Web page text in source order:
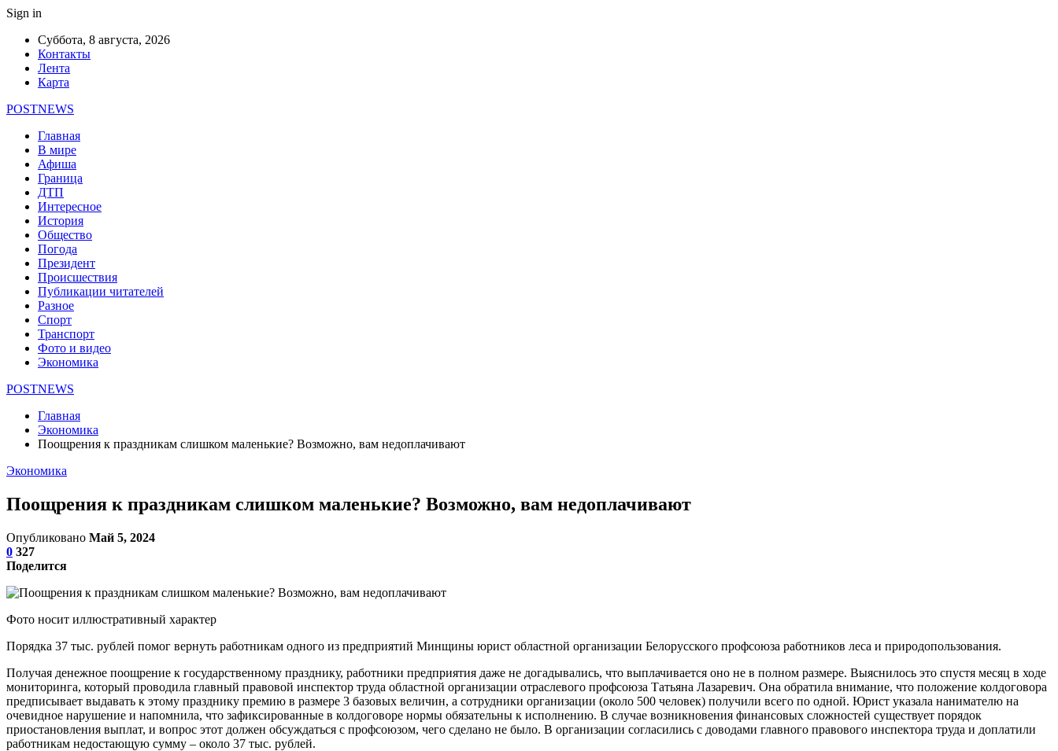
Sign in
Суббота, 8 августа, 2026
Контакты
Лента
Карта
POSTNEWS
Главная
В мире
Афиша
Граница
ДТП
Интересное
История
Общество
Погода
Президент
Происшествия
Публикации читателей
Разное
Спорт
Транспорт
Фото и видео
Экономика
POSTNEWS
Главная
Экономика
Поощрения к праздникам слишком маленькие? Возможно, вам недоплачивают
Экономика
Поощрения к праздникам слишком маленькие? Возможно, вам недоплачивают
Опубликовано Май 5, 2024
0 327
Поделится
Фото носит иллюстративный характер
Порядка 37 тыс. рублей помог вернуть работникам одного из предприятий Минщины юрист областной организации Белорусского профсоюза работников леса и природопользования.
Получая денежное поощрение к государственному празднику, работники предприятия даже не догадывались, что выплачивается оно не в полном размере. Выяснилось это спустя месяц в ходе
мониторинга, который проводила главный правовой инспектор труда областной организации отраслевого профсоюза Татьяна Лазаревич. Она обратила внимание, что положение колдоговора
предписывает выдавать к этому празднику премию в размере 3 базовых величин, а сотрудники организации (около 500 человек) получили всего по одной. Юрист указала нанимателю на
очевидное нарушение и напомнила, что зафиксированные в колдоговоре нормы обязательны к исполнению. В случае возникновения финансовых сложностей существует порядок
приостановления выплат, и вопрос этот должен обсуждаться с профсоюзом, чего сделано не было. В организации согласились с доводами главного правового инспектора труда и доплатили
работникам недостающую сумму – около 37 тыс. рублей.